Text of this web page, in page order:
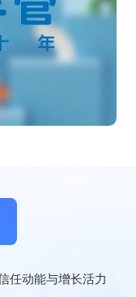
任动能与增长活力